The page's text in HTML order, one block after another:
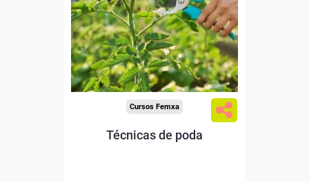
Para desempleados,
trabajadores y autónomos.
Sector
-Agricultura y Ganadería.
Cursos Femxa
Técnicas de poda